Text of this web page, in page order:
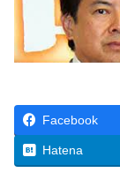
Facebook
Hatena